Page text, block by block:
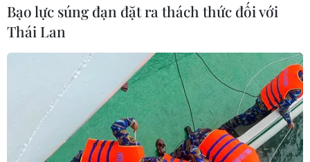
Bạo lực súng đạn đặt ra thách thức đối với
Thái Lan